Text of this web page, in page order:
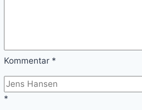
Kommentar *
*